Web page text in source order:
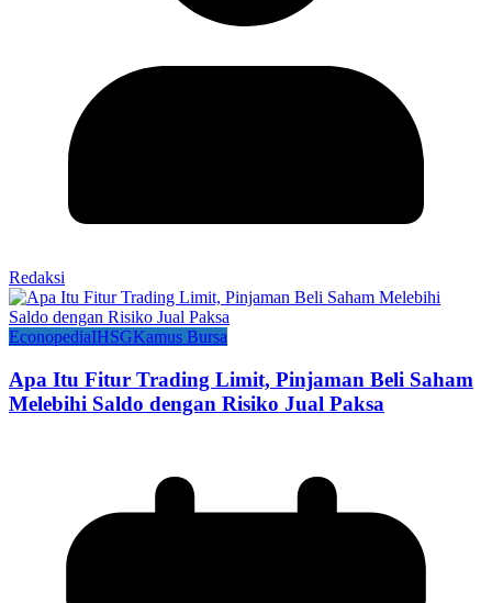
Redaksi
EconopediaIHSGKamus Bursa
Apa Itu Fitur Trading Limit, Pinjaman Beli Saham
Melebihi Saldo dengan Risiko Jual Paksa